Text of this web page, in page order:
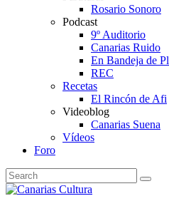
Rosario Sonoro
Podcast
9º Auditorio
Canarias Ruido
En Bandeja de
REC
Recetas
El Rincón de Afi
Videoblog
Canarias Suena
Vídeos
Foro